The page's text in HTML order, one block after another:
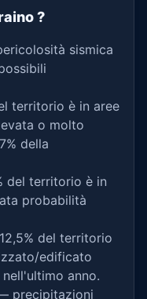
?
sismica
territorio è in aree
o molto
della
del territorio è in
probabilità
del territorio
edificato
anno.
precipitazioni